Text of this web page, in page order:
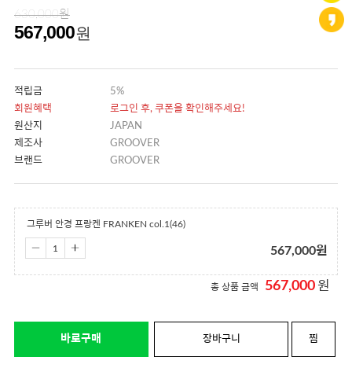
630,000원
567,000원
적립금
5%
회원혜택
로그인 후, 쿠폰을 확인해주세요!
원산지
JAPAN
제조사
GROOVER
브랜드
GROOVER
그루버 안경 프랑켄 FRANKEN col.1(46)
567,000원
총 상품 금액 567,000 원
바로구매 장바구니 찜